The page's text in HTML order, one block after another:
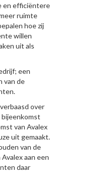
en efficiëntere
ruimte
hoe zij
willen
uit als
een
van de
over
bijeenkomst
van Avalex
uit gemaakt.
van de
aan een
daar